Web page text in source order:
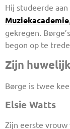
Hij studeerde aan
Muziekacademie
gekregen.
begon op te
Zijn
Børge is twee
Elsie Watts
Zijn eerste vrouw